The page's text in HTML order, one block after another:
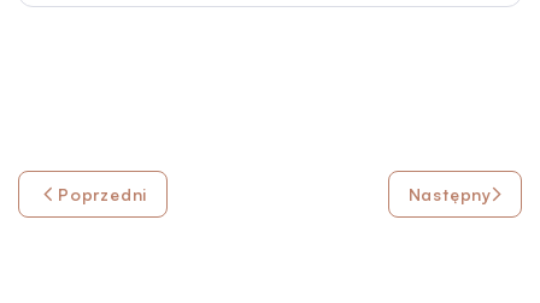
Poprzedni Następny